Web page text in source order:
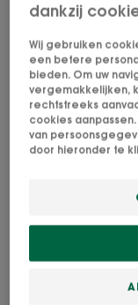
Langdurig
dankzij
Wij gebruiken
een betere
bieden. Om uw
vergemakkelijken,
rechtstreeks
cookies
van
door hieronder te